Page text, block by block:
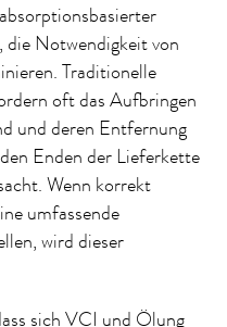
Notwendigkeit von
Traditionelle
oft das Aufbringen
und deren Entfernung
Enden der Lieferkette
Wenn korrekt
umfassende
wird dieser
sich VCI und Ölung